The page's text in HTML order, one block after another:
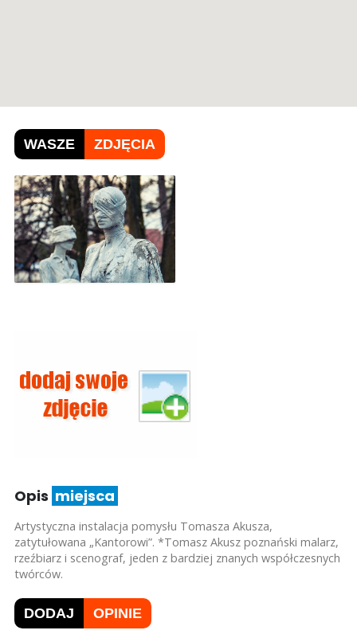
WASZE ZDJĘCIA
Opis miejsca
Artystyczna instalacja pomysłu Tomasza Akusza,
zatytułowana „Kantorowi”. *Tomasz Akusz poznański malarz,
rzeźbiarz i scenograf, jeden z bardziej znanych współczesnych
twórców.
DODAJ OPINIE